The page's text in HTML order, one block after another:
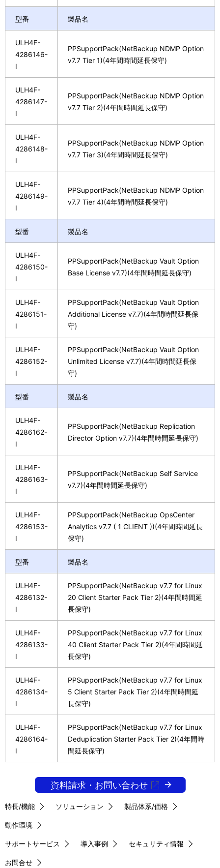
型番 製品名
ULH4F-
4286146-
I
PPSupportPack(NetBackup NDMP Option
v7.7 Tier 1)(4年間時間延長保守)
ULH4F-
4286147-
I
PPSupportPack(NetBackup NDMP Option
v7.7 Tier 2)(4年間時間延長保守)
ULH4F-
4286148-
I
PPSupportPack(NetBackup NDMP Option
v7.7 Tier 3)(4年間時間延長保守)
ULH4F-
4286149-
I
PPSupportPack(NetBackup NDMP Option
v7.7 Tier 4)(4年間時間延長保守)
型番 製品名
ULH4F-
4286150-
I
PPSupportPack(NetBackup Vault Option
Base License v7.7)(4年間時間延長保守)
ULH4F-
4286151-
I
PPSupportPack(NetBackup Vault Option
Additional License v7.7)(4年間時間延長保
守)
ULH4F-
4286152-
I
PPSupportPack(NetBackup Vault Option
Unlimited License v7.7)(4年間時間延長保
守)
型番 製品名
ULH4F-
4286162-
I
PPSupportPack(NetBackup Replication
Director Option v7.7)(4年間時間延長保守)
ULH4F-
4286163-
I
PPSupportPack(NetBackup Self Service
v7.7)(4年間時間延長保守)
ULH4F-
4286153-
I
PPSupportPack(NetBackup OpsCenter
Analytics v7.7 ( 1 CLIENT ))(4年間時間延長
保守)
型番 製品名
ULH4F-
4286132-
I
PPSupportPack(NetBackup v7.7 for Linux
20 Client Starter Pack Tier 2)(4年間時間延
長保守)
ULH4F-
4286133-
I
PPSupportPack(NetBackup v7.7 for Linux
40 Client Starter Pack Tier 2)(4年間時間延
長保守)
ULH4F-
4286134-
I
PPSupportPack(NetBackup v7.7 for Linux
5 Client Starter Pack Tier 2)(4年間時間延
長保守)
ULH4F-
4286164-
I
PPSupportPack(NetBackup v7.7 for Linux
Deduplication Starter Pack Tier 2)(4年間時
間延長保守)
資料請求・お問い合わせ
特長/機能 ソリューション 製品体系/価格
動作環境
サポートサービス 導入事例 セキュリティ情報
お問合せ